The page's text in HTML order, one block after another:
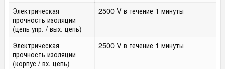
Электрическая
прочность изоляции
(цепь упр. / вых. цепь)
2500 V в течение 1 минуты
Электрическая
прочность изоляции
(корпус / вх. цепь)
2500 V в течение 1 минуты